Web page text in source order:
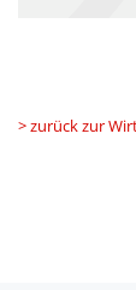
> zurück zur